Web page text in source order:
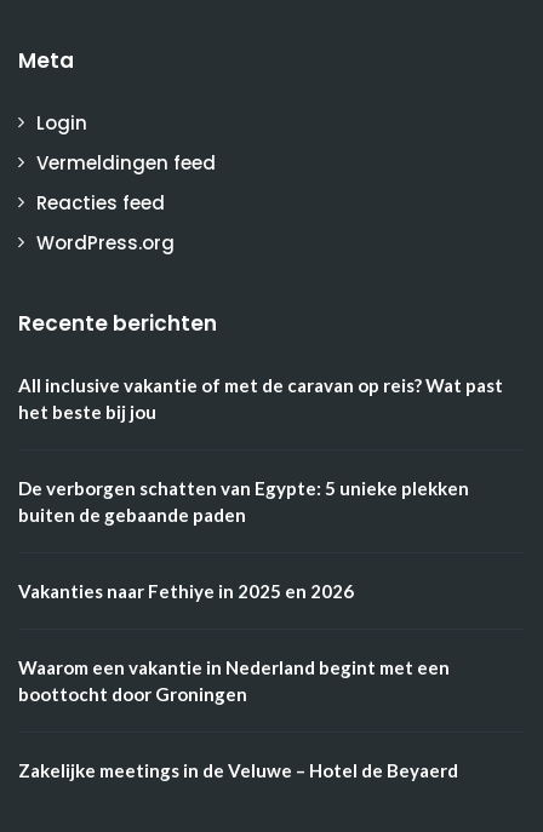
Meta
Login
Vermeldingen feed
Reacties feed
WordPress.org
Recente berichten
All inclusive vakantie of met de caravan op reis? Wat past
het beste bij jou
De verborgen schatten van Egypte: 5 unieke plekken
buiten de gebaande paden
Vakanties naar Fethiye in 2025 en 2026
Waarom een vakantie in Nederland begint met een
boottocht door Groningen
Zakelijke meetings in de Veluwe – Hotel de Beyaerd